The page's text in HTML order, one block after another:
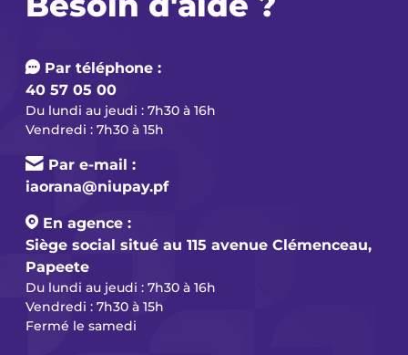
Par téléphone :
40 57 05 00
Du lundi au jeudi : 7h30 à 16h
Vendredi : 7h30 à 15h
Par e-mail :
iaorana@niupay.pf
En agence :
Siège social situé au 115 avenue Clémenceau,
Papeete
Du lundi au jeudi : 7h30 à 16h
Vendredi : 7h30 à 15h
Fermé le samedi